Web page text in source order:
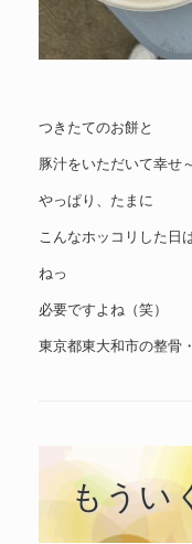
つきたてのお餅と
豚汁をいただいて幸せ
やっぱり、たまに
こんなホッコリした日
ねっ
必要ですよね（笑）
東京都東大和市の整骨
もうい